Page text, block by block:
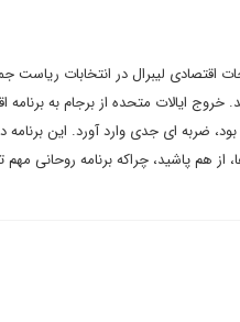
یک پلت فرم اصلاحات اقتصادی لیبرال در انتخابات
ایالات متحده از برجام به برنامه
بود، ضربه ای جدی وارد آورد. این
ها، از هم پاشید، چراکه برنامه روحانی